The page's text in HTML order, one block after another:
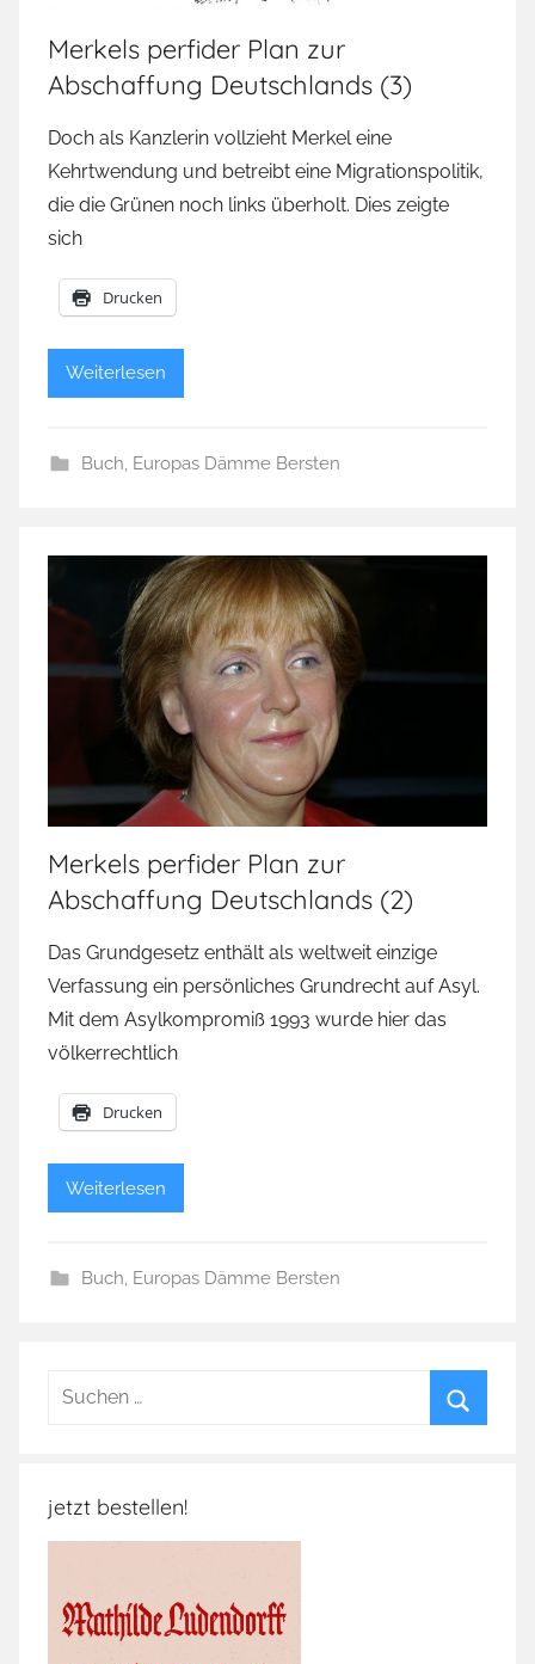
Merkels perfider Plan zur
Abschaffung Deutschlands (3)
Doch als Kanzlerin vollzieht Merkel eine
Kehrtwendung und betreibt eine Migrationspolitik,
die die Grünen noch links überholt. Dies zeigte
sich
Drucken
Weiterlesen
Buch Europas Dämme Bersten
Merkels perfider Plan zur
Abschaffung Deutschlands (2)
Das Grundgesetz enthält als weltweit einzige
Verfassung ein persönliches Grundrecht auf Asyl.
Mit dem Asylkompromiß 1993 wurde hier das
völkerrechtlich
Drucken
Weiterlesen
Buch, Europas Dämme Bersten
Suchen
jetzt bestellen!